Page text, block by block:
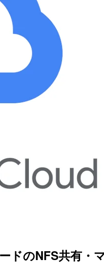
ドのNFS共有・